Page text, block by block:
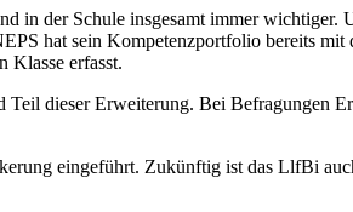
in der Schule insgesamt immer wichtiger.
hat sein Kompetenzportfolio bereits mit
Klasse erfasst.
dieser Erweiterung. Bei Befragungen
eingeführt. Zukünftig ist das LlfBi